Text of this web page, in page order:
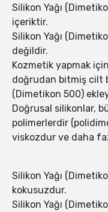
Silikon Yağı
içeriktir.
Silikon Yağı
değildir.
Kozmetik yapmak
doğrudan bitmiş cilt
(Dimetikon 500)
Doğrusal silikonlar,
polimerlerdir
viskozdur ve daha
Silikon Yağı
kokusuzdur.
Silikon Yağı